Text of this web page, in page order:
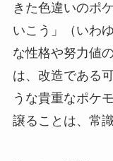
きた色違いのポ
いこう」（いわ
な性格や努力値
は、改造である
うな貴重なポケ
譲ることは、常